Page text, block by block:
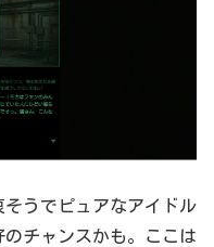
そうでピュアなアイドル
チャンスかも。ここは